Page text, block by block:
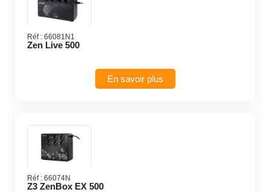
Réf : 66081N1
Zen Live 500
En savoir plus
Réf : 66074N
Z3 ZenBox EX 500